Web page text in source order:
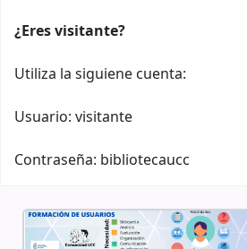
¿Eres visitante?
Utiliza la siguiene cuenta:
Usuario: visitante
Contraseña: bibliotecaucc